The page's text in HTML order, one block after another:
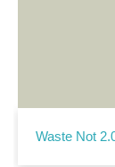
Waste Not